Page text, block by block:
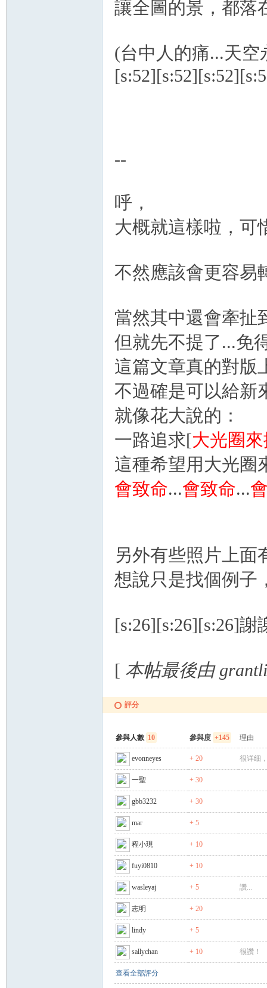
讓全圖的景，都落
(台中人的痛...天空
--
呼，
大概就這樣啦，可
不然應該會更容易
當然其中還會牽扯
但就先不提了...免
這篇文章真的對版
不過確是可以給新
就像花大說的：
一路追求[大光圈
這種希望用大光圈
會致命...會致命...
另外有些照片上面
想說只是找個例子
[s:26][s:26][s:26]謝
[ 本帖最後由
評分
參與人數 10 參與度 +145 理由
evonneyes + 20 很详细
一聖 + 30
gbb3232 + 30
mar + 5
程小現 + 10
fuyi0810 + 10
wasleyaj + 5 讚...
志明 + 20
lindy + 5
sallychan + 10 很讚！
查看全部評分